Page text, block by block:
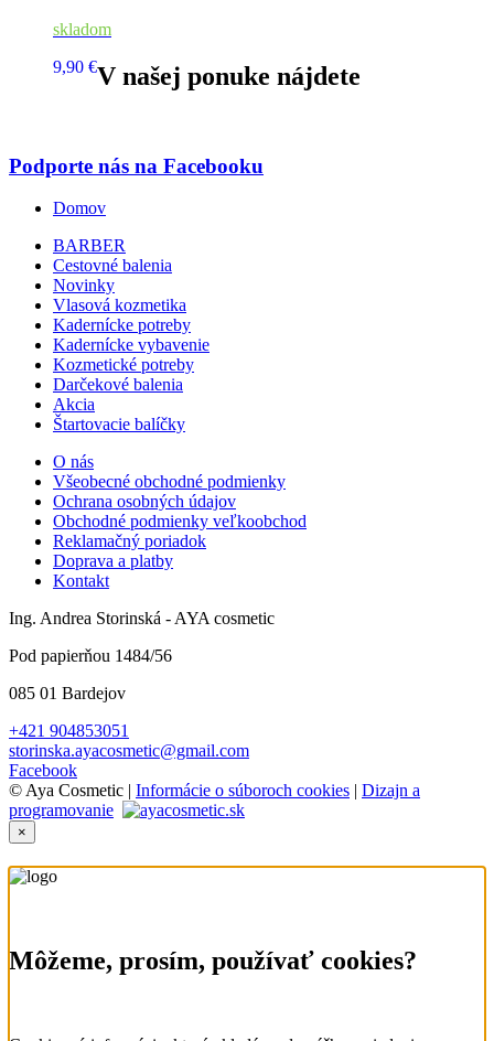
skladom
9,90 €V našej ponuke nájdete
Podporte nás na Facebooku
Domov
BARBER
Cestovné balenia
Novinky
Vlasová kozmetika
Kadernícke potreby
Kadernícke vybavenie
Kozmetické potreby
Darčekové balenia
Akcia
Štartovacie balíčky
O nás
Všeobecné obchodné podmienky
Ochrana osobných údajov
Obchodné podmienky veľkoobchod
Reklamačný poriadok
Doprava a platby
Kontakt
Ing. Andrea Storinská - AYA cosmetic
Pod papierňou 1484/56
085 01 Bardejov
+421 904853051
storinska.ayacosmetic@gmail.com
Facebook
© Aya Cosmetic | Informácie o súboroch cookies | Dizajn a
programovanie
×
Môžeme, prosím, používať cookies?